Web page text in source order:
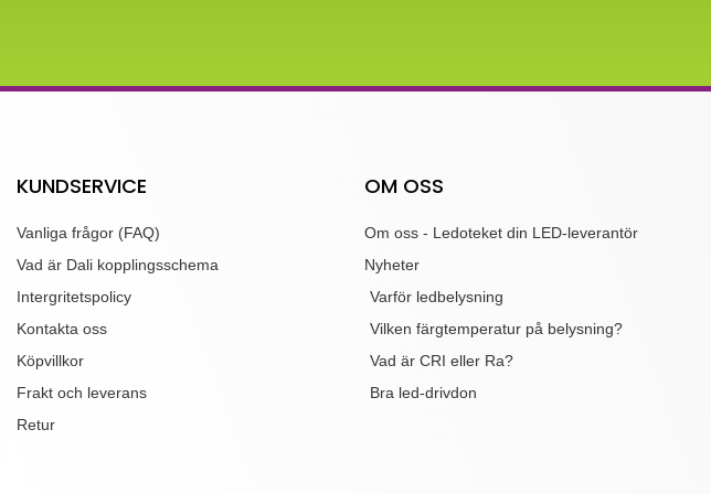
KUNDSERVICE
Vanliga frågor (FAQ)
Vad är Dali kopplingsschema
Intergritetspolicy
Kontakta oss
Köpvillkor
Frakt och leverans
Retur
OM OSS
Om oss - Ledoteket din LED-leverantör
Nyheter
Varför ledbelysning
Vilken färgtemperatur på belysning?
Vad är CRI eller Ra?
Bra led-drivdon